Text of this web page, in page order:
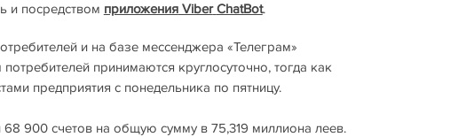
и посредством приложенияViber ChatBot.
и на базе мессенджера «Телеграм»
принимаются круглосуточно, тогда как
предприятия с понедельника по пятницу.
900 счетов на общую сумму в 75,319 миллиона леев.